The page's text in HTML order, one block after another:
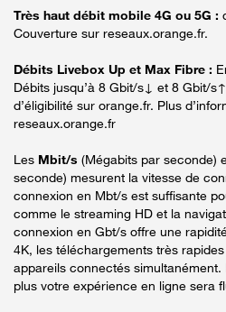
Très haut débit mobile 4G ou 5G :
Couverture sur reseaux.orange.fr.
Débits Livebox Up et Max Fibre :
Débits jusqu’à 8 Gbit/s↓ et 8 Gbit/
d’éligibilité sur orange.fr. Plus
reseaux.orange.fr
Les Mbit/s (Mégabits par seconde)
seconde) mesurent la vitesse de
connexion en Mbt/s est suffisante
comme le streaming HD et la
connexion en Gbt/s offre une
4K, les téléchargements très
appareils connectés simultanément.
plus votre expérience en ligne sera